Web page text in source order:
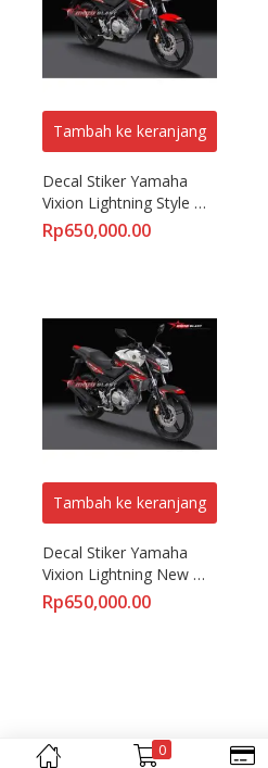
0
Tambah ke keranjang
Decal Stiker Yamaha
Vixion Lightning Style
Energy
Rp650,000.00
Tambah ke keranjang
Decal Stiker Yamaha
Vixion Lightning New
Red
Rp650,000.00